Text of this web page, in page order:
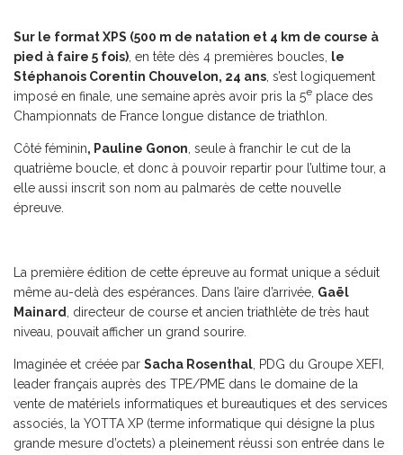
Sur le format XPS (500 m de natation et 4 km de course à
pied à faire 5 fois) , en tête dès 4 premières boucles,
le
Stéphanois Corentin Chouvelon, 24 ans , s’est logiquement
imposé en finale, une semaine après avoir pris la 5e place des
Championnats de France longue distance de triathlon.
Côté féminin, Pauline Gonon , seule à franchir le cut de la
quatrième boucle, et donc à pouvoir repartir pour l’ultime tour, a
elle aussi inscrit son nom au palmarès de cette nouvelle
épreuve.
La première édition de cette épreuve au format unique a séduit
même au-delà des espérances. Dans l’aire d’arrivée, Gaël
Mainard
, directeur de course et ancien triathlète de très haut
niveau, pouvait afficher un grand sourire.
Imaginée et créée par Sacha Rosenthal , PDG du Groupe XEFI,
leader français auprès des TPE/PME dans le domaine de la
vente de matériels informatiques et bureautiques et des services
associés, la YOTTA XP (terme informatique qui désigne la plus
grande mesure d’octets) a pleinement réussi son entrée dans le